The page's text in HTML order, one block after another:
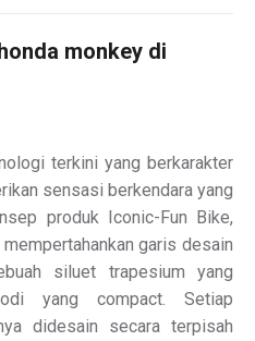
monkey di
terkini yang berkarakter
sensasi berkendara yang
produk Iconic-Fun Bike,
garis desain
siluet trapesium yang
yang compact. Setiap
didesain secara terpisah